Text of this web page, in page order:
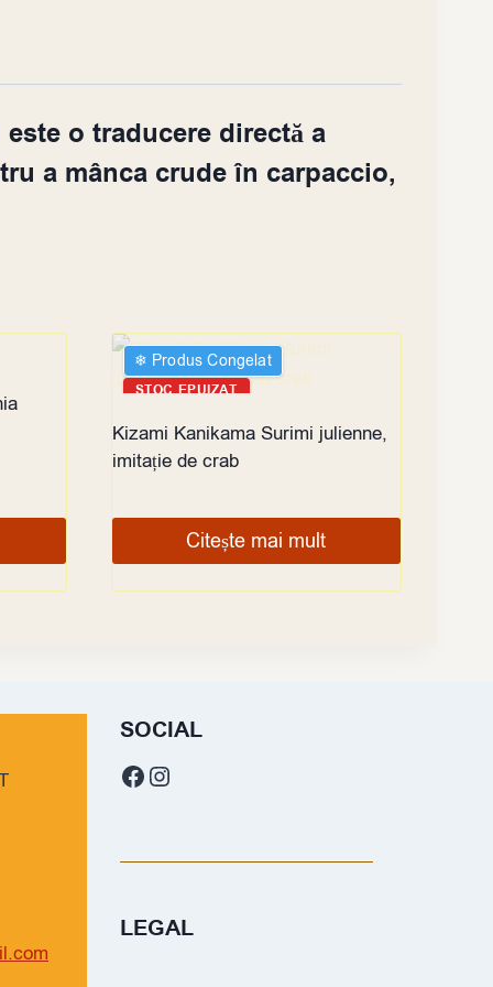
o traducere directă a
a mânca crude în carpaccio,
❄︎ Produs Congelat
STOC EPUIZAT
Kizami Kanikama Surimi julienne,
imitație de crab
Citește mai mult
SOCIAL
Facebook
Instagram
LEGAL